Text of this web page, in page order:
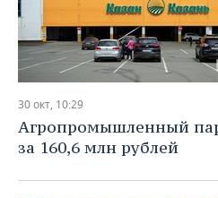
30 окт, 10:29
Агропромышленный
за 160,6 млн рублей